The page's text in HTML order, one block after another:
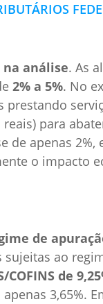
análise. As
2% a 5%. No
prestando
para
de apenas 2%,
o impacto
de
sujeitas ao
COFINS de
3,65%.